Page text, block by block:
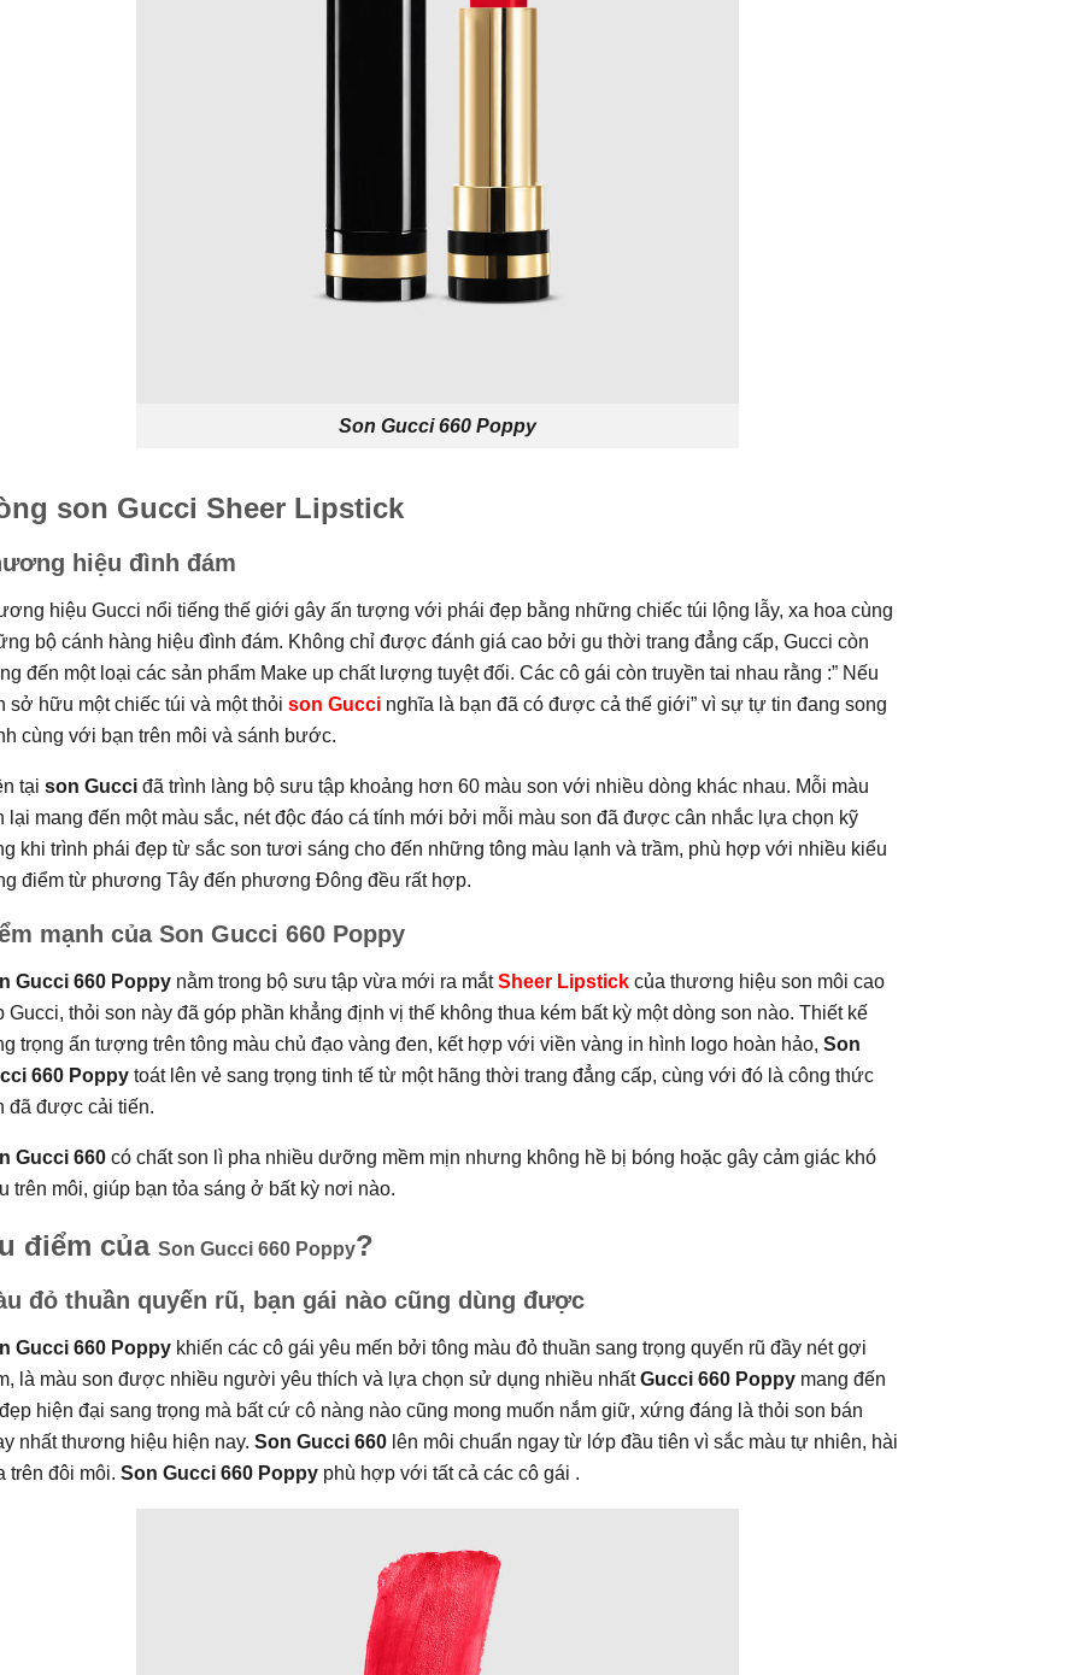
Son Gucci 660 Poppy
son Gucci Sheer Lipstick
hiệu đình đám
hiệu Gucci nổi tiếng thế giới gây ấn tượng với phái đẹp bằng những chiếc túi lộng lẫy, xa hoa cùng
bộ cánh hàng hiệu đình đám. Không chỉ được đánh giá cao bởi gu thời trang đẳng cấp, Gucci còn
đến một loại các sản phẩm Make up chất lượng tuyệt đối. Các cô gái còn truyền tai nhau rằng :” Nếu
sở hữu một chiếc túi và một thỏi son Guccinghĩa là bạn đã có được cả thế giới” vì sự tự tin đang song
cùng với bạn trên môi và sánh bước.
tại son Gucciđã trình làng bộ sưu tập khoảng hơn 60 màu son với nhiều dòng khác nhau. Mỗi màu
lại mang đến một màu sắc, nét độc đáo cá tính mới bởi mỗi màu son đã được cân nhắc lựa chọn kỹ
khi trình phái đẹp từ sắc son tươi sáng cho đến những tông màu lạnh và trầm, phù hợp với nhiều kiểu
điểm từ phương Tây đến phương Đông đều rất hợp.
mạnh của Son Gucci 660 Poppy
Gucci 660 Poppy nằm trong bộ sưu tập vừa mới ra mắtSheer Lipstickcủa thương hiệu son môi cao
Gucci, thỏi son này đã góp phần khẳng định vị thế không thua kém bất kỳ một dòng son nào. Thiết kế
trọng ấn tượng trên tông màu chủ đạo vàng đen, kết hợp với viền vàng in hình logo hoàn hảo, Son
660 Poppytoát lên vẻ sang trọng tinh tế từ một hãng thời trang đẳng cấp, cùng với đó là công thức
đã được cải tiến.
Gucci 660có chất son lì pha nhiều dưỡng mềm mịn nhưng không hề bị bóng hoặc gây cảm giác khó
trên môi, giúp bạn tỏa sáng ở bất kỳ nơi nào.
điểm của Son Gucci 660 Poppy?
đỏ thuần quyến rũ, bạn gái nào cũng dùng được
Gucci 660 Poppykhiến các cô gái yêu mến bởi tông màu đỏ thuần sang trọng quyến rũ đầy nét gợi
là màu son được nhiều người yêu thích và lựa chọn sử dụng nhiều nhấtGucci 660 Poppymang đến
hiện đại sang trọng mà bất cứ cô nàng nào cũng mong muốn nắm giữ, xứng đáng là thỏi son bán
nhất thương hiệu hiện nay. Son Gucci 660lên môi chuẩn ngay từ lớp đầu tiên vì sắc màu tự nhiên, hài
trên đôi môi. Son Gucci 660 Poppy phù hợp với tất cả các cô gái .